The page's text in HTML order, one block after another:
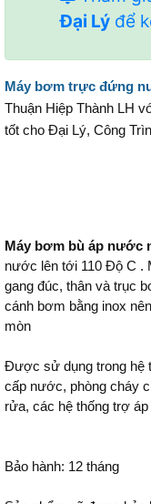
Đại Lý để
Máy bơm trực đứng
Thuận Hiệp Thành LH
tốt cho Đại Lý, Công
Máy bơm bù áp nước
nước lên tới 110 Độ C .
gang đúc, thân và trục
cánh bơm bằng inox
mòn
Được sử dụng trong hệ
cấp nước, phòng cháy
rửa, các hệ thống trợ
Bảo hành: 12 tháng